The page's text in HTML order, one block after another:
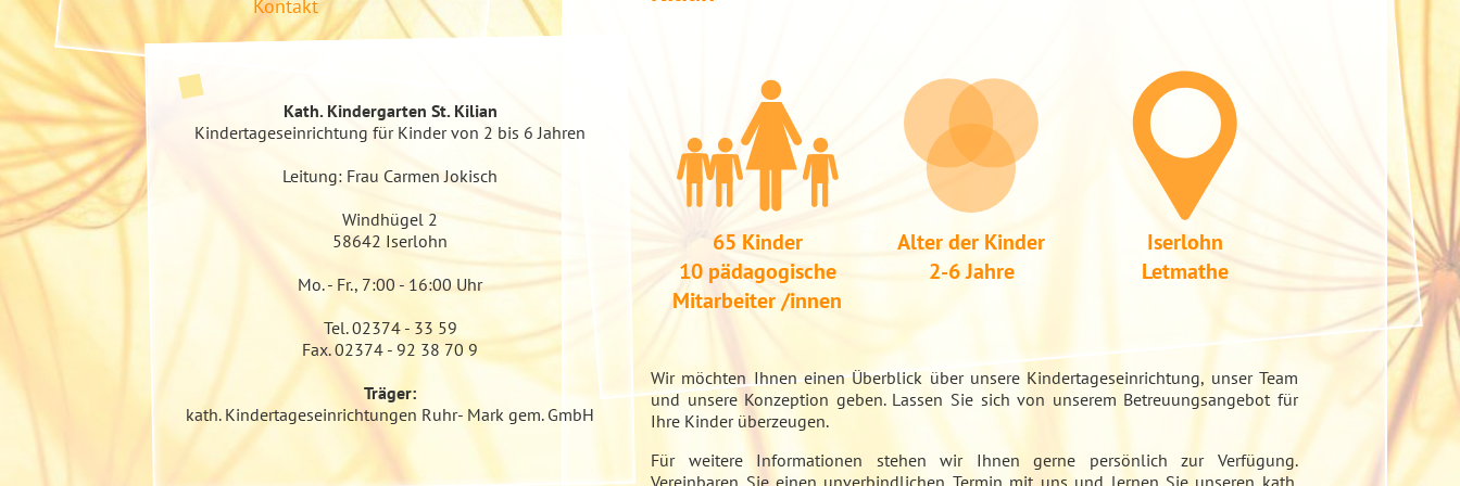
Kontakt
Kath. Kindergarten St. Kilian
Kindertageseinrichtung für Kinder von 2 bis 6 Jahren
Leitung: Frau Carmen Jokisch
Windhügel 2
58642 Iserlohn
Mo. - Fr., 7:00 - 16:00 Uhr
Tel. 02374 - 33 59
Fax. 02374 - 92 38 70 9
Träger:
kath. Kindertageseinrichtungen Ruhr- Mark gem. GmbH
65 Kinder
10 pädagogische
Mitarbeiter /innen
Alter der Kinder
2-6 Jahre
Iserlohn
Letmathe
Wir möchten Ihnen einen Überblick über unsere Kindertageseinrichtung, unser Team
und unsere Konzeption geben. Lassen Sie sich von unserem Betreuungsangebot für
Ihre Kinder überzeugen.
Für weitere Informationen stehen wir Ihnen gerne persönlich zur Verfügung.